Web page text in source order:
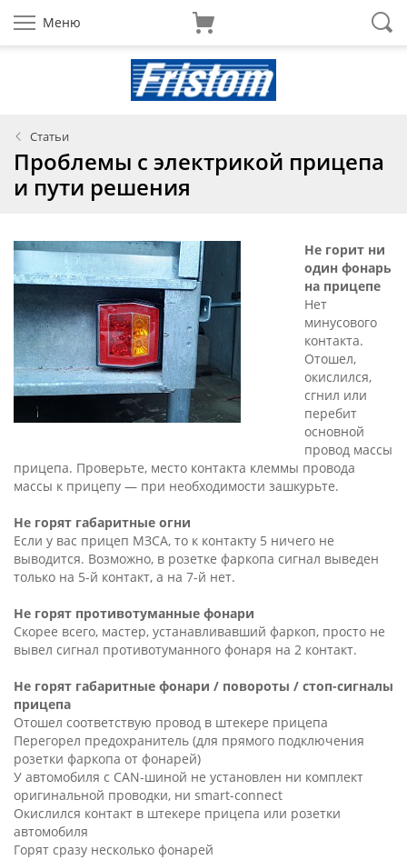
Меню
Статьи
Проблемы с электрикой прицепа
и пути решения
Не горит ни
один фонарь
на прицепе
Нет
минусового
контакта.
Отошел,
окислился,
сгнил или
перебит
основной
провод массы
прицепа. Проверьте, место контакта клеммы провода
массы к прицепу — при необходимости зашкурьте.
Не горят габаритные огни
Если у вас прицеп МЗСА, то к контакту 5 ничего не
выводится. Возможно, в розетке фаркопа сигнал выведен
только на 5-й контакт, а на 7-й нет.
Не горят противотуманные фонари
Скорее всего, мастер, устанавливавший фаркоп, просто не
вывел сигнал противотуманного фонаря на 2 контакт.
Не горят габаритные фонари / повороты / стоп-сигналы
прицепа
Отошел соответствую провод в штекере прицепа
Перегорел предохранитель (для прямого подключения
розетки фаркопа от фонарей)
У автомобиля с CAN-шиной не установлен ни комплект
оригинальной проводки, ни smart-connect
Окислился контакт в штекере прицепа или розетки
автомобиля
Горят сразу несколько фонарей